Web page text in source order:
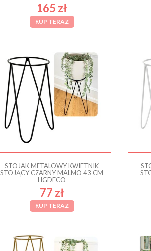
165 zł
KUP TERAZ
STOJAK METALOWY KWIETNIK
STOJĄCY CZARNY MALMO 43 CM
HGDECO
77 zł
KUP TERAZ